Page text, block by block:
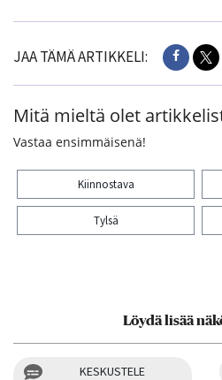
JAA TÄMÄ ARTIKKELI:
Mitä mieltä olet
Vastaa ensimmäisenä!
Kiinnostava
Tylsä
Löydä lisää
KESKUSTELE